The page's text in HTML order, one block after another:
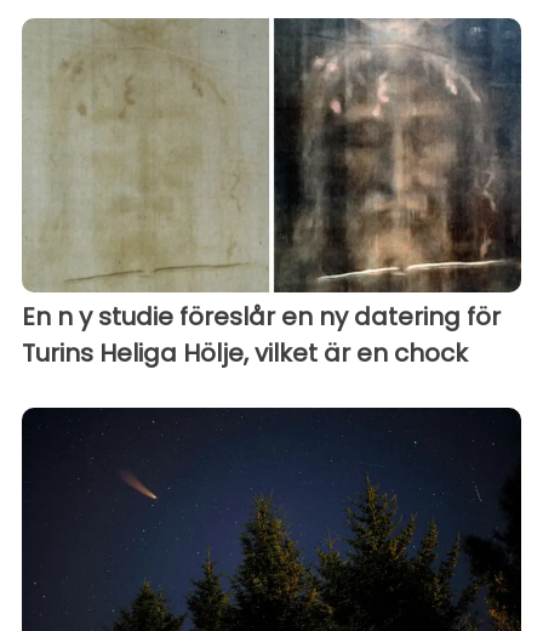
En n y studie föreslår en ny datering för
Turins Heliga Hölje, vilket är en chock